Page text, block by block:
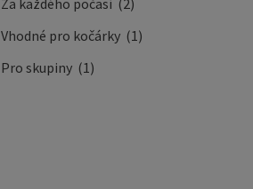
Vhodné pro kočárky (1)
Pro skupiny (1)